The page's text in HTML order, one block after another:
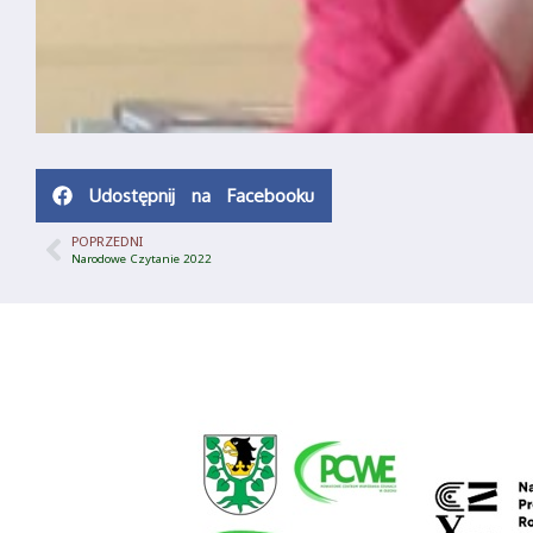
Udostępnij na Facebooku
POPRZEDNI
Narodowe Czytanie 2022